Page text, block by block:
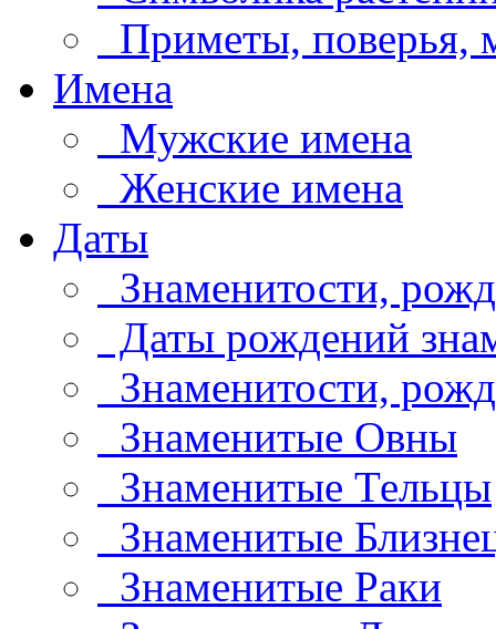
Приметы, поверья,
Имена
Мужские имена
Женские имена
Даты
Знаменитости,
Даты рождений
Знаменитости,
Знаменитые Овны
Знаменитые Тельцы
Знаменитые
Знаменитые Раки